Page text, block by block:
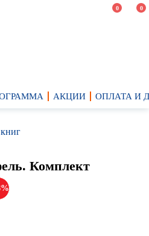
0 0
АКЦИИ ОПЛАТА И
Комплект